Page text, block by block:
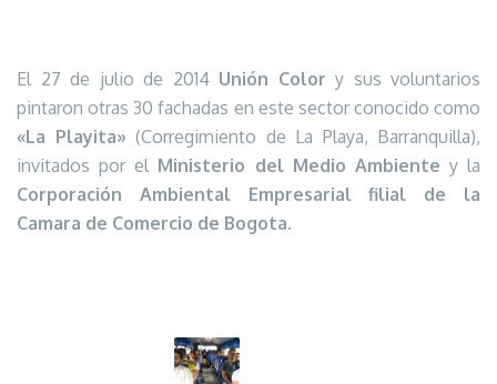
El 27 de julio de 2014 Unión Color y sus voluntarios
pintaron otras 30 fachadas en este sector conocido como
«La Playita» (Corregimiento de La Playa, Barranquilla),
invitados por el Ministerio del Medio Ambiente y la
Corporación Ambiental Empresarial filial de la
Camara de Comercio de Bogota.